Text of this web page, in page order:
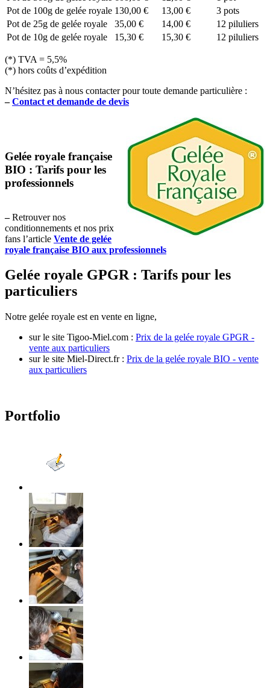
Pot de 100g de gelée royale 130,00 € 13,00 €
3 pots
Pot de 25g de gelée royale
35,00 € 14,00 €
12 piluliers
Pot de 10g de gelée royale
15,30 € 15,30 € 12 piluliers
(*) TVA = 5,5%
(*) hors coûts d’expédition
N’hésitez pas à nous contacter pour toute demande particulière :
– Contact et demande de devis
Gelée royale française
BIO : Tarifs pour les
professionnels
–Retrouver nos
conditionnements et nos prix
fans l’article Vente de gelée
royale française BIO aux professionnels
Gelée royale GPGR : Tarifs pour les
particuliers
Notre gelée royale est en vente en ligne,
sur le site Tigoo-Miel.com : Prix de la gelée royale GPGR -
vente aux particuliers
sur le site Miel-Direct.fr : Prix de la gelée royale BIO - vente
aux particuliers
Portfolio